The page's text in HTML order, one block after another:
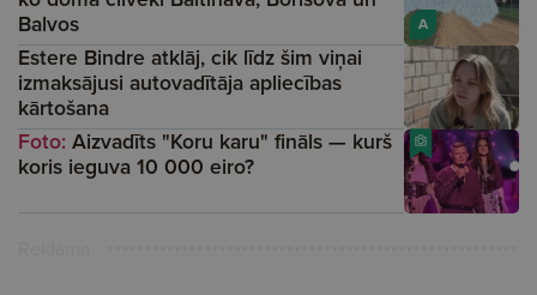
A
Balvos
Estere Bindre atklāj, cik līdz šim viņai
izmaksājusi autovadītāja apliecības
kārtošana
Foto:Aizvadīts "Koru karu" fināls — kurš
koris ieguva 10 000 eiro?